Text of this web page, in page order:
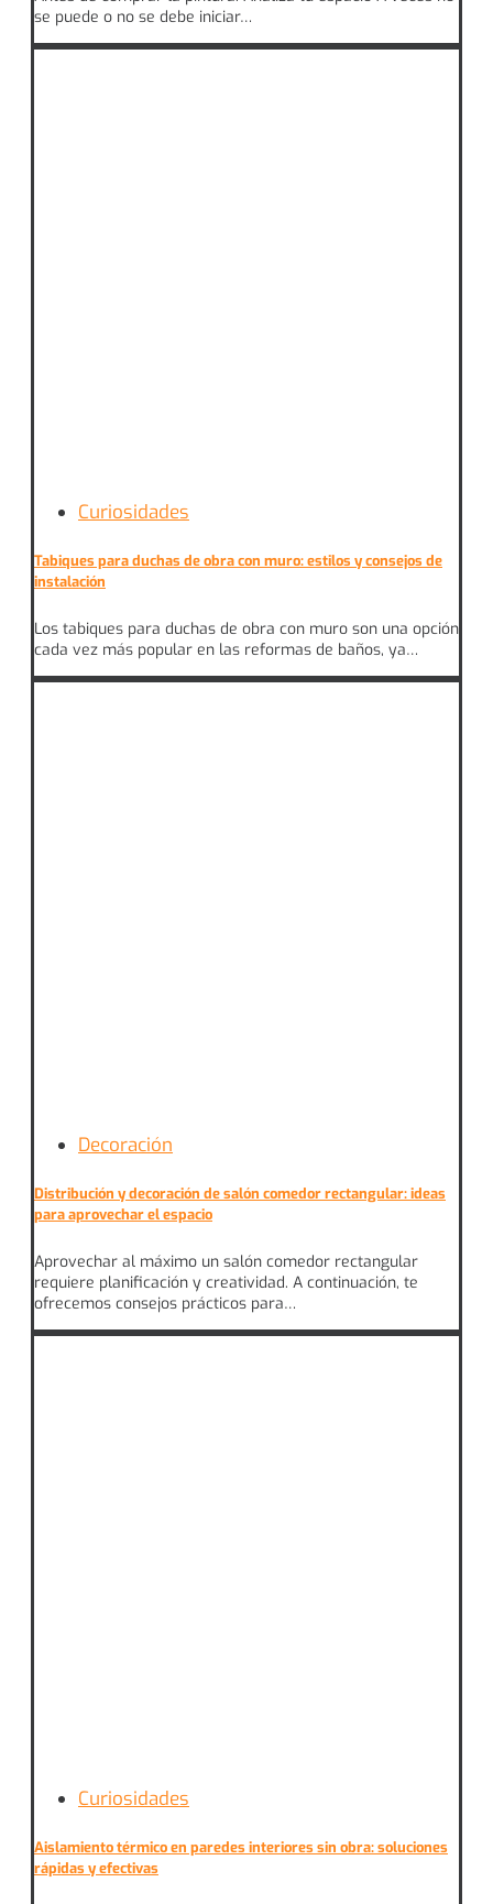
se puede o no se debe iniciar…
Curiosidades
Tabiques para duchas de obra con muro: estilos y consejos de
instalación
Los tabiques para duchas de obra con muro son una opción
cada vez más popular en las reformas de baños, ya…
Decoración
Distribución y decoración de salón comedor rectangular: ideas
para aprovechar el espacio
Aprovechar al máximo un salón comedor rectangular
requiere planificación y creatividad. A continuación, te
ofrecemos consejos prácticos para…
Curiosidades
Aislamiento térmico en paredes interiores sin obra: soluciones
rápidas y efectivas